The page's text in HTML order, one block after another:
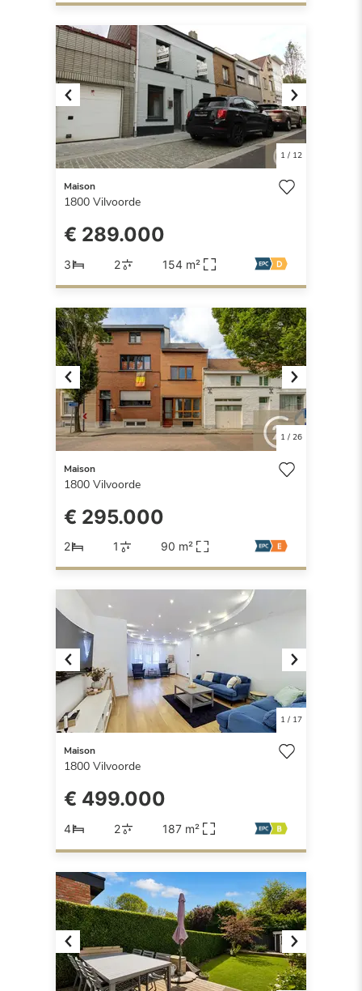
Previous Next
1/ 12
Maison
1800 Vilvoorde
€ 289.000
3 2 154 m²
Previous Next
1/ 26
Maison
1800 Vilvoorde
€ 295.000
2 1 90 m²
Previous Next
1/ 17
Maison
1800 Vilvoorde
€ 499.000
4 2 187 m²
Previous Next